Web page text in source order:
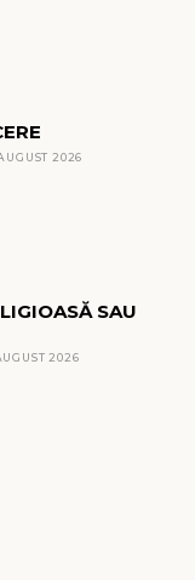
2026
SAU
2026